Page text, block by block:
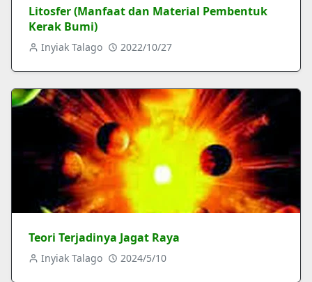
Litosfer (Manfaat dan Material Pembentuk
Kerak Bumi)
Inyiak Talago 2022/10/27
Teori Terjadinya Jagat Raya
Inyiak Talago 2024/5/10